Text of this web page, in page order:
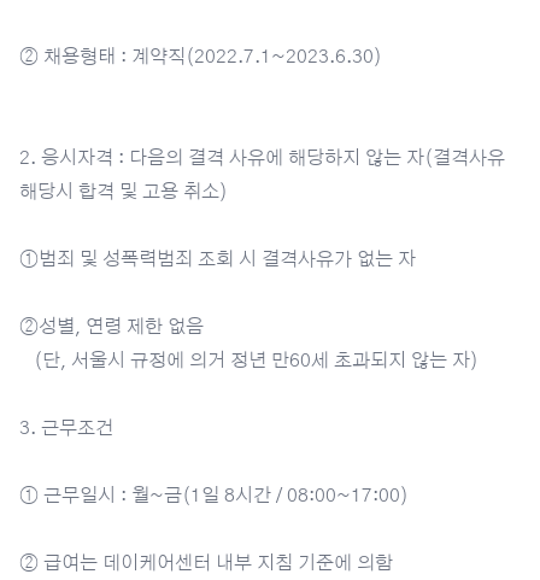
② 채용형태 : 계약직(2022.7.1~2023.6.30)
2. 응시자격 : 다음의 결격 사유에 해당하지 않는 자(결격사유
해당시 합격 및 고용 취소)
①범죄 및 성폭력범죄 조회 시 결격사유가 없는 자
②성별, 연령 제한 없음
(단, 서울시 규정에 의거 정년 만60세 초과되지 않는 자)
3. 근무조건
① 근무일시 : 월~금(1일 8시간 / 08:00~17:00)
② 급여는 데이케어센터 내부 지침 기준에 의함